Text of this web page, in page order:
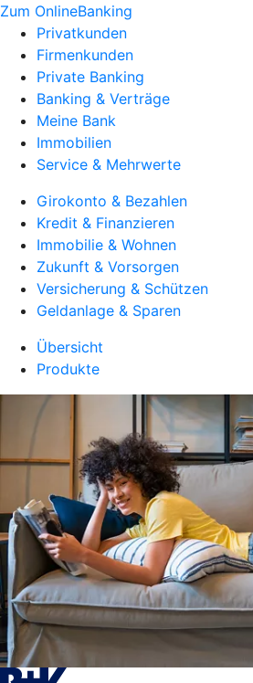
Zum OnlineBanking
Privatkunden
Firmenkunden
Private Banking
Banking & Verträge
Meine Bank
Immobilien
Service & Mehrwerte
Girokonto & Bezahlen
Kredit & Finanzieren
Immobilie & Wohnen
Zukunft & Vorsorgen
Versicherung & Schützen
Geldanlage & Sparen
Übersicht
Produkte